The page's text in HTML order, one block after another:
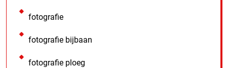
fotografie
fotografie bijbaan
fotografie ploeg